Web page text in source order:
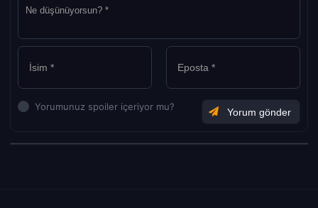
Yorumunuz spoiler içeriyor mu?